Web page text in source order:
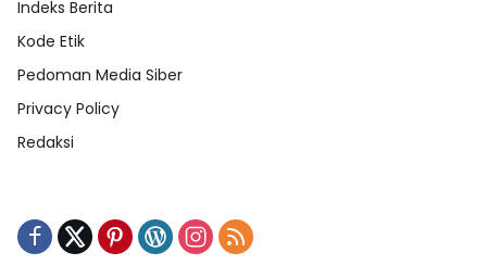
Indeks Berita
Kode Etik
Pedoman Media Siber
Privacy Policy
Redaksi